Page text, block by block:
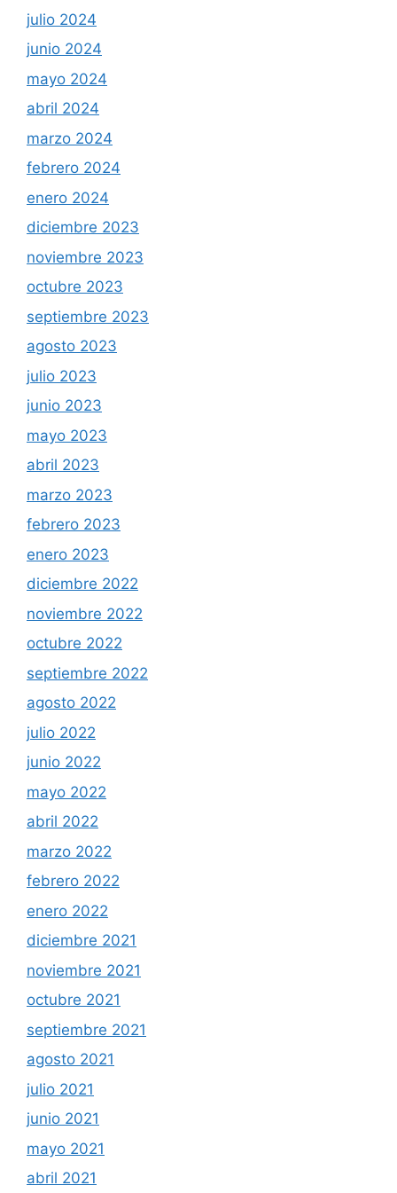
julio 2024
junio 2024
mayo 2024
abril 2024
marzo 2024
febrero 2024
enero 2024
diciembre 2023
noviembre 2023
octubre 2023
septiembre 2023
agosto 2023
julio 2023
junio 2023
mayo 2023
abril 2023
marzo 2023
febrero 2023
enero 2023
diciembre 2022
noviembre 2022
octubre 2022
septiembre 2022
agosto 2022
julio 2022
junio 2022
mayo 2022
abril 2022
marzo 2022
febrero 2022
enero 2022
diciembre 2021
noviembre 2021
octubre 2021
septiembre 2021
agosto 2021
julio 2021
junio 2021
mayo 2021
abril 2021